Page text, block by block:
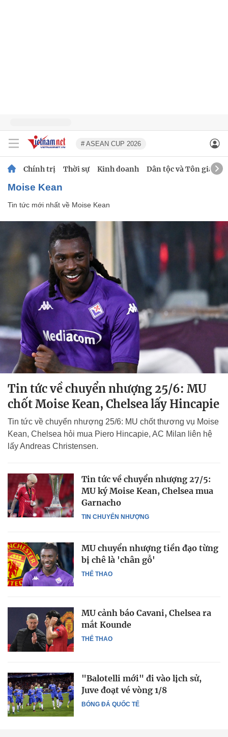
# ASEAN CUP 2026
Chính trị Thời sự Kinh doanh Dân tộc và Tôn giáo
Moise Kean
Tin tức mới nhất về Moise Kean
Tin tức về chuyển nhượng 25/6: MU
chốt Moise Kean, Chelsea lấy Hincapie
Tin tức về chuyển nhượng 25/6: MU chốt thương vụ Moise
Kean, Chelsea hỏi mua Piero Hincapie, AC Milan liên hệ
lấy Andreas Christensen.
TIN CHUYỂN NHƯỢNG
Tin tức về chuyển nhượng 27/5:
MU ký Moise Kean, Chelsea mua
Garnacho
THỂ THAO
MU chuyển nhượng tiền đạo từng
bị chê là 'chân gỗ'
THỂ THAO
MU cảnh báo Cavani, Chelsea ra
mắt Kounde
BÓNG ĐÁ QUỐC TẾ
"Balotelli mới" đi vào lịch sử,
Juve đoạt vé vòng 1/8